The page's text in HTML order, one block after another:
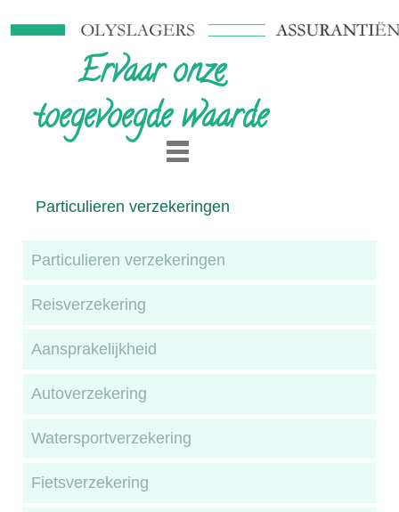
Ervaar onze
toegevoegde waarde
Particulieren verzekeringen
Particulieren verzekeringen
Reisverzekering
Aansprakelijkheid
Autoverzekering
Watersportverzekering
Fietsverzekering